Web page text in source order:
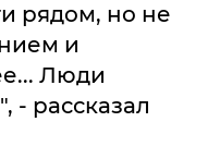
рядом, но не
и
Люди
- рассказал